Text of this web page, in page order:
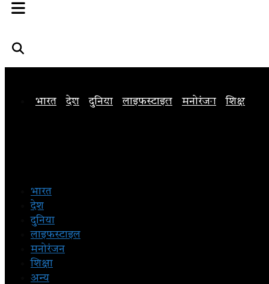
भारत देश दुनिया लाइफस्टाइल मनोरंजन शिक्षा
भारत
देश
दुनिया
लाइफस्टाइल
मनोरंजन
शिक्षा
अन्य